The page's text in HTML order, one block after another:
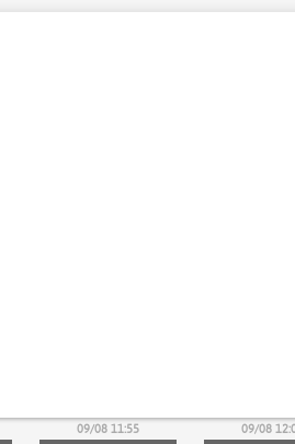
09/08 11:55 09/08